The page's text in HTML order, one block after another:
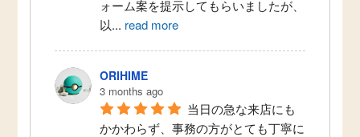
ォーム案を提示してもらいましたが、
以... read more
ORIHIME
3 months ago
当日の急な来店にも
かかわらず、事務の方がとても丁寧に